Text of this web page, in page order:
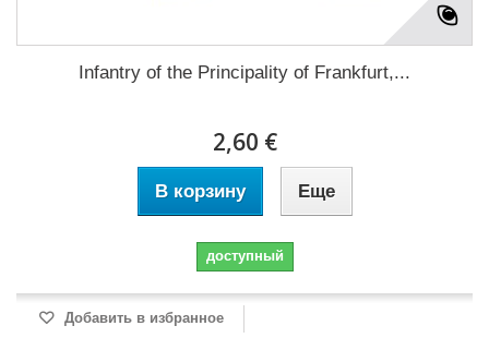
Infantry of the Principality of Frankfurt,...
2,60 €
В корзину Еще
доступный
Добавить в избранное